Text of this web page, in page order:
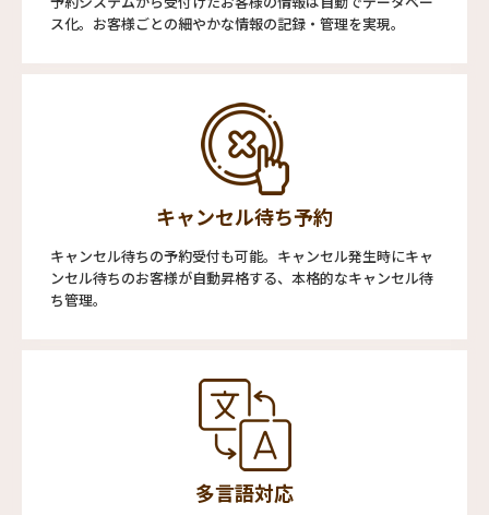
ス化。お客様ごとの細やかな情報の記録・管理を実現。
キャンセル待ち予約
キャンセル待ちの予約受付も可能。キャンセル発生時にキャ
ンセル待ちのお客様が自動昇格する、本格的なキャンセル待
ち管理。
多言語対応